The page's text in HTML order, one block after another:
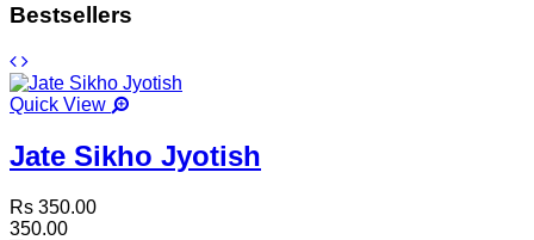
Bestsellers
Quick View
Jate Sikho Jyotish
Rs 350.00
350.00